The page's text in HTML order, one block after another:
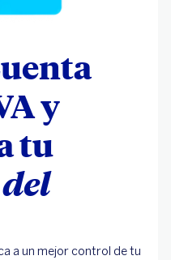
y
tu
a un mejor control de tu